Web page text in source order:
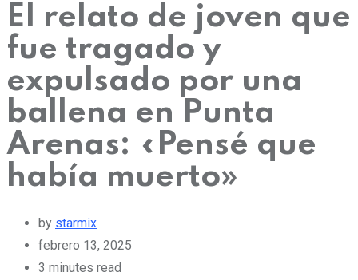
El relato de joven que
fue tragado y
expulsado por una
ballena en Punta
Arenas: «Pensé que
había muerto»
by starmix
febrero 13, 2025
3 minutes read